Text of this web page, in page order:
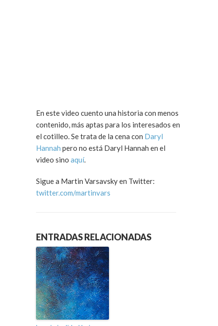
En este video cuento una historia con menos
contenido, más aptas para los interesados en
el cotilleo. Se trata de la cena con Daryl
Hannah pero no está Daryl Hannah en el
video sino aquí.
Sigue a Martin Varsavsky en Twitter:
twitter.com/martinvars
ENTRADAS RELACIONADAS